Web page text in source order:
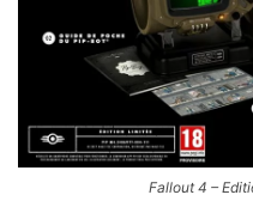
Fallout 4 –